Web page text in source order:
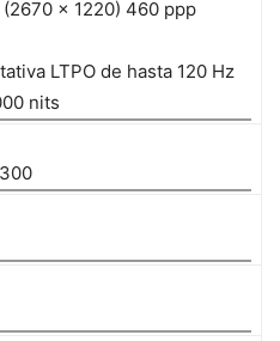
× 1220) 460 ppp
LTPO de hasta 120 Hz
nits